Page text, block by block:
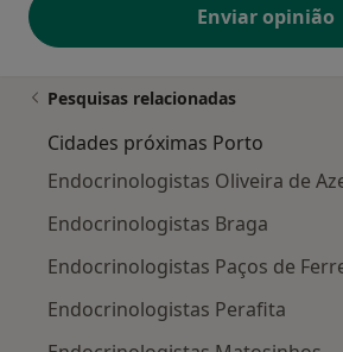
Enviar opinião
Pesquisas relacionadas
Cidades próximas Porto
Endocrinologistas Oliveira de
Endocrinologistas Braga
Endocrinologistas Paços de
Endocrinologistas Perafita